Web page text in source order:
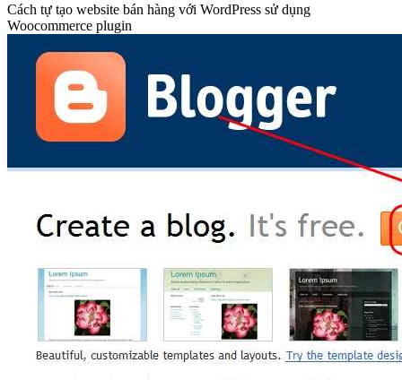
Cách tự tạo website bán hàng với WordPress sử dụng
Woocommerce plugin